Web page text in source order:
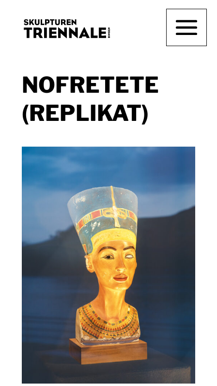
NOFRETETE
(REPLIKAT)